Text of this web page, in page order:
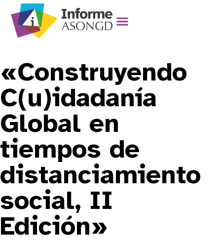
«Construyendo
C(u)idadanía
Global en
tiempos de
distanciamiento
social, II
Edición»